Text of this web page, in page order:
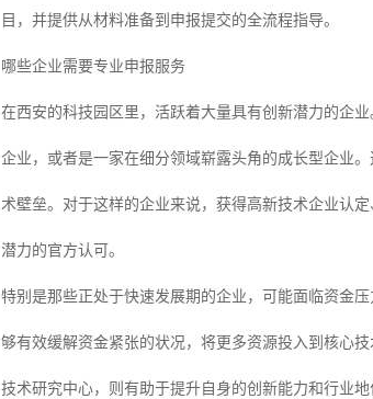
目，并提供从材料准备到申报提交的全流程指导。
哪些企业需要专业申报服务
在西安的科技园区里，活跃着大量具有创新潜力的企
企业，或者是一家在细分领域崭露头角的成长型企业
术壁垒。对于这样的企业来说，获得高新技术企业认
潜力的官方认可。
特别是那些正处于快速发展期的企业，可能面临资金
够有效缓解资金紧张的状况，将更多资源投入到核心
技术研究中心，则有助于提升自身的创新能力和行业地